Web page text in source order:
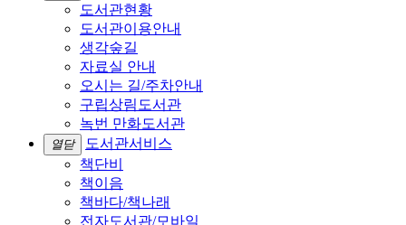
도서관현황
도서관이용안내
생각숲길
자료실 안내
오시는 길/주차안내
구립상림도서관
녹번 만화도서관
열닫
도서관서비스
책단비
책이음
책바다/책나래
전자도서관/모바일